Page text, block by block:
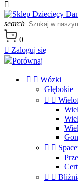

search
0
 Zaloguj się
Porównaj
  Wózki
Głębokie
 
 
 